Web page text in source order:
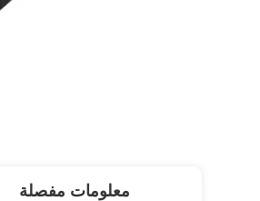
معلومات مفصلة